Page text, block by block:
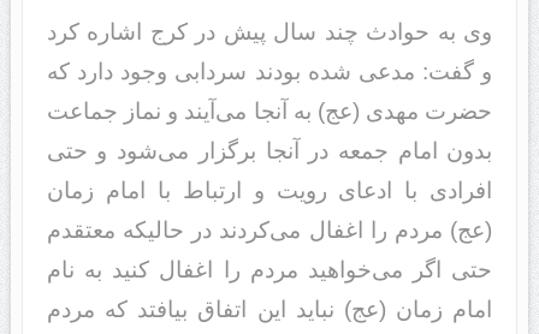
وی به حوادث چند سال پیش در کرج اشاره کرد
و گفت: ‌مدعی شده بودند سردابی وجود دارد که
حضرت مهدی (عج) به آنجا می‌آیند و نماز جماعت
بدون امام جمعه در آنجا برگزار می‌شود و حتی
افرادی با ادعای رویت و ارتباط با امام زمان
(عج) مردم را اغفال می‌کردند در حالیکه معتقدم
حتی اگر می‌خواهید مردم را اغفال کنید به نام
امام زمان (عج) نباید این اتفاق بیافتد که مردم